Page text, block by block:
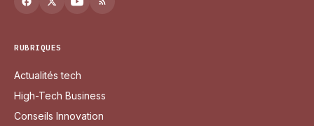
RUBRIQUES
Actualités tech
High-Tech Business
Conseils Innovation